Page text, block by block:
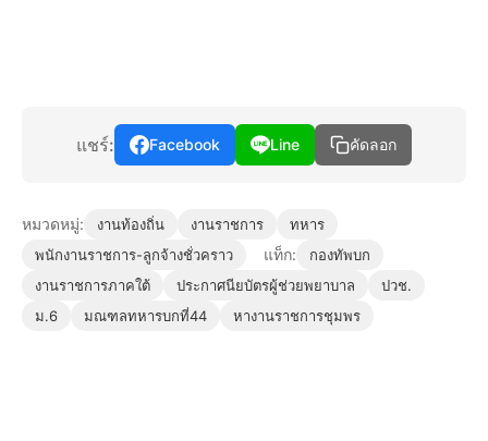
แชร์: Facebook Line คัดลอก
หมวดหมู่: งานท้องถิ่น งานราชการ
ทหาร
พนักงานราชการ-ลูกจ้างชั่วคราว
แท็ก:
กองทัพบก
งานราชการภาคใต้
ประกาศนียบัตรผู้ช่วยพยาบาล
ปวช.
ม.6
มณฑลทหารบกที่44 หางานราชการชุมพร